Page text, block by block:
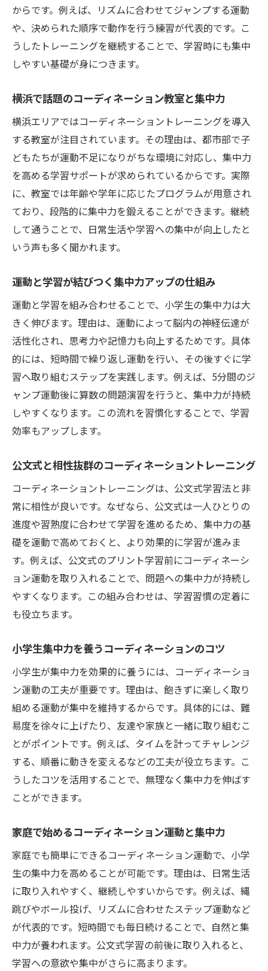
からです。例えば、リズムに合わせてジャンプする運動
や、決められた順序で動作を行う練習が代表的です。こ
うしたトレーニングを継続することで、学習時にも集中
しやすい基礎が身につきます。
横浜で話題のコーディネーション教室と集中力
横浜エリアではコーディネーショントレーニングを導入
する教室が注目されています。その理由は、都市部で子
どもたちが運動不足になりがちな環境に対応し、集中力
を高める学習サポートが求められているからです。実際
に、教室では年齢や学年に応じたプログラムが用意され
ており、段階的に集中力を鍛えることができます。継続
して通うことで、日常生活や学習への集中が向上したと
いう声も多く聞かれます。
運動と学習が結びつく集中力アップの仕組み
運動と学習を組み合わせることで、小学生の集中力は大
きく伸びます。理由は、運動によって脳内の神経伝達が
活性化され、思考力や記憶力も向上するためです。具体
的には、短時間で繰り返し運動を行い、その後すぐに学
習へ取り組むステップを実践します。例えば、5分間のジ
ャンプ運動後に算数の問題演習を行うと、集中力が持続
しやすくなります。この流れを習慣化することで、学習
効率もアップします。
公文式と相性抜群のコーディネーショントレーニング
コーディネーショントレーニングは、公文式学習法と非
常に相性が良いです。なぜなら、公文式は一人ひとりの
進度や習熟度に合わせて学習を進めるため、集中力の基
礎を運動で高めておくと、より効果的に学習が進みま
す。例えば、公文式のプリント学習前にコーディネーシ
ョン運動を取り入れることで、問題への集中力が持続し
やすくなります。この組み合わせは、学習習慣の定着に
も役立ちます。
小学生集中力を養うコーディネーションのコツ
小学生が集中力を効果的に養うには、コーディネーショ
ン運動の工夫が重要です。理由は、飽きずに楽しく取り
組める運動が集中を維持するからです。具体的には、難
易度を徐々に上げたり、友達や家族と一緒に取り組むこ
とがポイントです。例えば、タイムを計ってチャレンジ
する、順番に動きを変えるなどの工夫が役立ちます。こ
うしたコツを活用することで、無理なく集中力を伸ばす
ことができます。
家庭で始めるコーディネーション運動と集中力
家庭でも簡単にできるコーディネーション運動で、小学
生の集中力を高めることが可能です。理由は、日常生活
に取り入れやすく、継続しやすいからです。例えば、縄
跳びやボール投げ、リズムに合わせたステップ運動など
が代表的です。短時間でも毎日続けることで、自然と集
中力が養われます。公文式学習の前後に取り入れると、
学習への意欲や集中がさらに高まります。